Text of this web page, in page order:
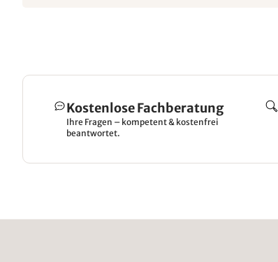
Kostenlose Fachberatung
Ihre Fragen – kompetent & kostenfrei
beantwortet.